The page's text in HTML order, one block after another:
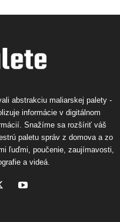
abstrakciu maliarskej palety -
informácie v digitálnom
Snažíme sa rozšíriť váš
paletu správ z domova a zo
ľuďmi, poučenie, zaujímavosti,
a videá.